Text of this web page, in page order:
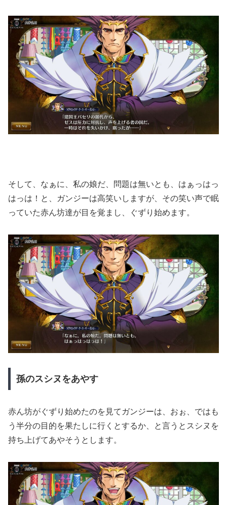
そして、なぁに、私の娘だ、問題は無いとも、はぁっはっ
はっは！と、ガンジーは高笑いしますが、その笑い声で眠
っていた赤ん坊達が目を覚まし、ぐずり始めます。
孫のスシヌをあやす
赤ん坊がぐずり始めたのを見てガンジーは、おぉ、ではも
う半分の目的を果たしに行くとするか、と言うとスシヌを
持ち上げてあやそうとします。